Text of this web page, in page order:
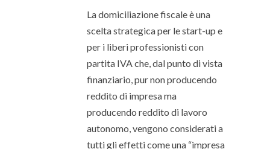
La domiciliazione fiscale è una
scelta strategica per le start-up e
per i liberi professionisti con
partita IVA che, dal punto di vista
finanziario, pur non producendo
reddito di impresa ma
producendo reddito di lavoro
autonomo, vengono considerati a
tutti gli effetti come una “impresa